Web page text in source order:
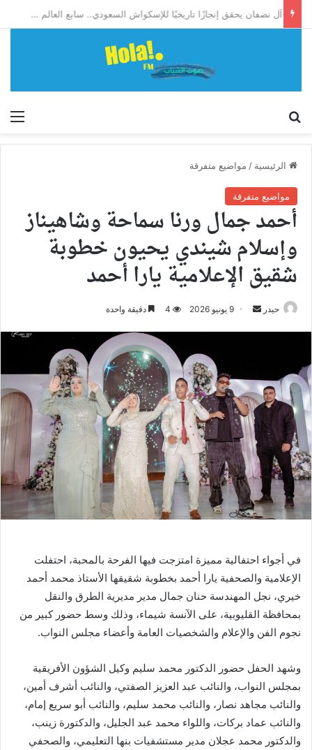
آل نصفان يحقق إنجازًا تاريخيًا للإسكواش السعودي.. سابع العالم وأول آسيوي يبلغ ربع نهائي بطولة العالم للشباب
الرئيسية / مواضيع متفرقة
مواضيع متفرقة
أحمد جمال ورنا سماحة وشاهيناز
وإسلام شيندي يحيون خطوبة
شقيق الإعلامية يارا أحمد
حيدر
أرسل 9 يونيو 2026 4 دقيقة واحدة
في أجواء احتفالية مميزة امتزجت فيها الفرحة بالمحبة، احتفلت
الإعلامية والصحفية يارا أحمد بخطوبة شقيقها الأستاذ محمد أحمد
خيري، نجل المهندسة حنان جمال مدير مديرية الطرق والنقل
بمحافظة القليوبية، على الآنسة شيماء، وذلك وسط حضور كبير من
نجوم الفن والإعلام والشخصيات العامة وأعضاء مجلس النواب.
وشهد الحفل حضور الدكتور محمد سليم وكيل الشؤون الأفريقية
بمجلس النواب، والنائب عبد العزيز الصفتي، والنائب أشرف أمين،
والنائب مجاهد نصار، والنائب محمد سليم، والنائب أبو سريع إمام،
والنائب عماد بركات، واللواء محمد عبد الجليل، والدكتورة زينب،
والدكتور محمد عجلان مدير مستشفيات بنها التعليمي، والصحفي